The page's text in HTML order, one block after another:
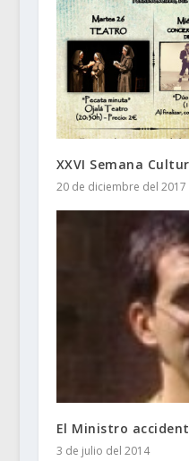
XXVI Semana
20 de diciembre del 2017
El Ministro
3 de julio del 2014